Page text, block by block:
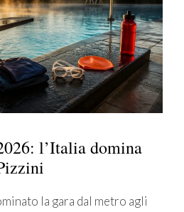
l’Italia domina
la gara dal metro agli